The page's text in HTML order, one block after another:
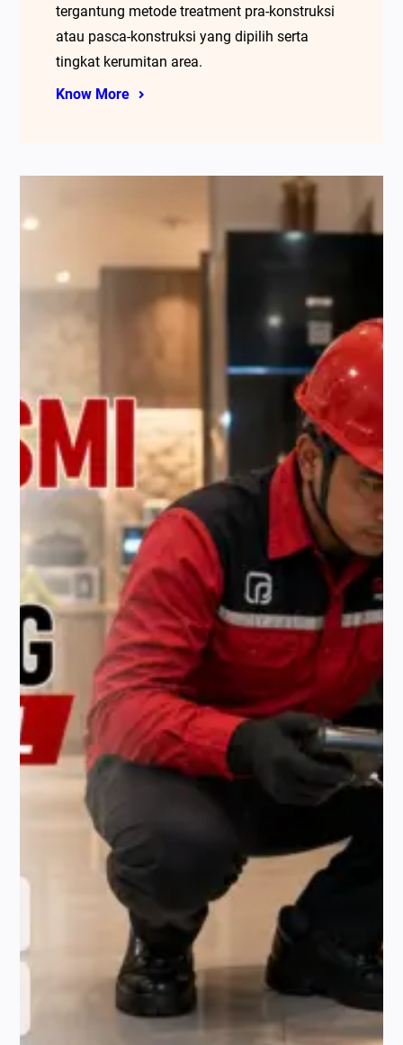
tergantung metode treatment pra-konstruksi
atau pasca-konstruksi yang dipilih serta
tingkat kerumitan area.
Know More